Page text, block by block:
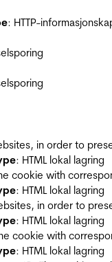
: HTTP-
in order to
: HTML lokal lagring
cookie with
: HTML lokal lagring
in order to
: HTML lokal lagring
cookie with
: HTML lokal lagring